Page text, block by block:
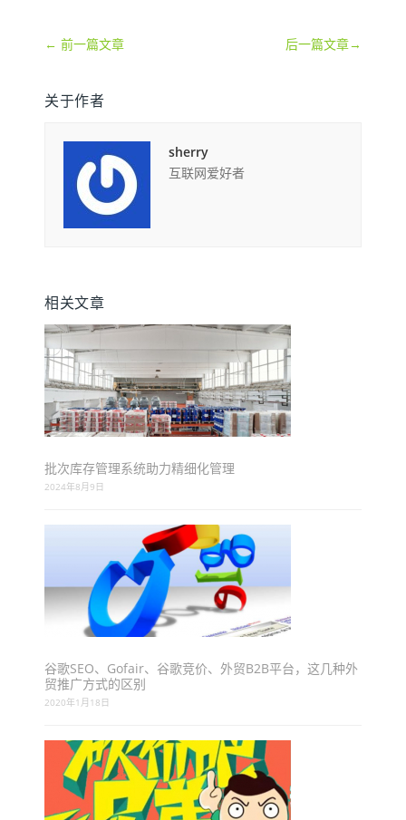
← 前一篇文章 后一篇文章→
关于作者
sherry
互联网爱好者
相关文章
批次库存管理系统助力精细化管理
2024年8月9日
谷歌SEO、Gofair、谷歌竞价、外贸B2B平台，这几种外
贸推广方式的区别
2020年1月18日